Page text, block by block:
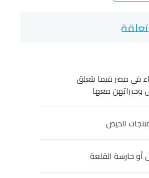
في مصر فيما يتعلق
وخبراتهن معها
الحيض
حارسة القلعة